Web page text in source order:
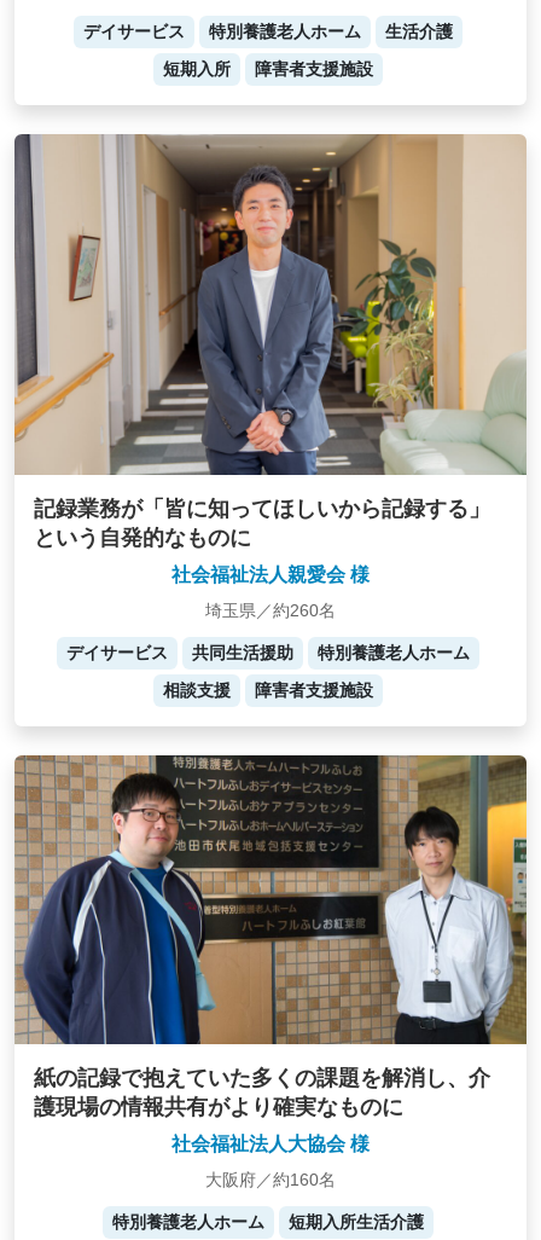
デイサービス 特別養護老人ホーム
生活介護
短期入所
障害者支援施設
記録業務が「皆に知ってほしいから記録する」
という自発的なものに
社会福祉法人親愛会 様
埼玉県／約260名
デイサービス 共同生活援助
特別養護老人ホーム
相談支援
障害者支援施設
紙の記録で抱えていた多くの課題を解消し、介
護現場の情報共有がより確実なものに
社会福祉法人大協会 様
大阪府／約160名
特別養護老人ホーム 短期入所生活介護